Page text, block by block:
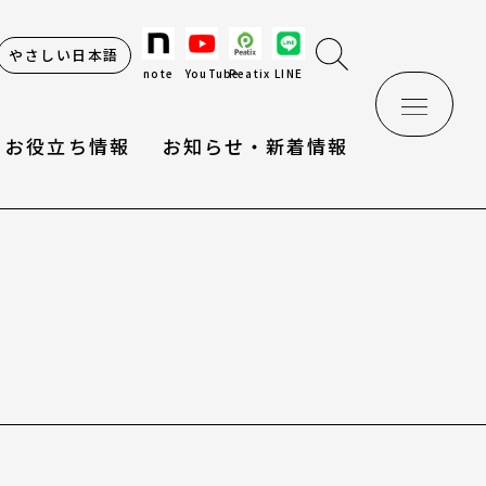
やさしい日本語
note YouTubePeatix LINE
お役立ち情報 お知らせ・新着情報
報